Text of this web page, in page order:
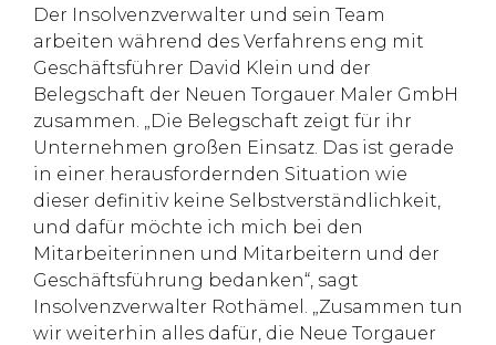
Der Insolvenzverwalter und sein Team
arbeiten während des Verfahrens eng mit
Geschäftsführer David Klein und der
Belegschaft der Neuen Torgauer Maler GmbH
zusammen. „Die Belegschaft zeigt für ihr
Unternehmen großen Einsatz. Das ist gerade
in einer herausfordernden Situation wie
dieser definitiv keine Selbstverständlichkeit,
und dafür möchte ich mich bei den
Mitarbeiterinnen und Mitarbeitern und der
Geschäftsführung bedanken“, sagt
Insolvenzverwalter Rothämel. „Zusammen tun
wir weiterhin alles dafür, die Neue Torgauer